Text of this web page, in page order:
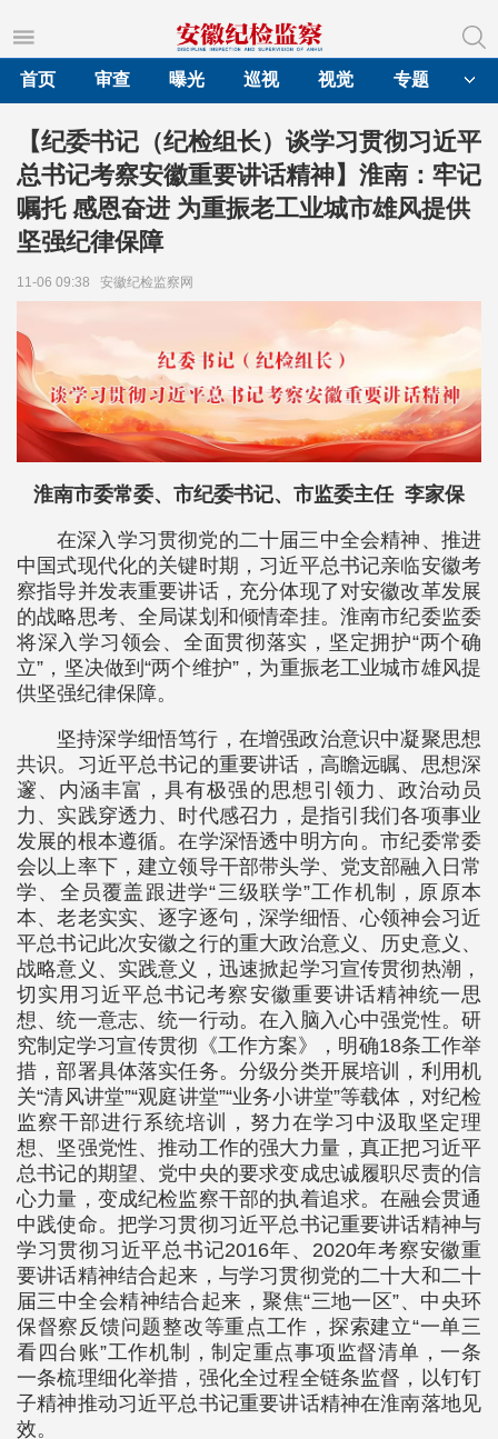
首页
审查 曝光 巡视 视觉 专题
【纪委书记（纪检组长）谈学习贯彻习近平
总书记考察安徽重要讲话精神】淮南：牢记
嘱托 感恩奋进 为重振老工业城市雄风提供
坚强纪律保障
11-06 09:38 安徽纪检监察网
淮南市委常委、市纪委书记、市监委主任 李家保
在深入学习贯彻党的二十届三中全会精神、推进
中国式现代化的关键时期，习近平总书记亲临安徽考
察指导并发表重要讲话，充分体现了对安徽改革发展
的战略思考、全局谋划和倾情牵挂。淮南市纪委监委
将深入学习领会、全面贯彻落实，坚定拥护“两个确
立”，坚决做到“两个维护”，为重振老工业城市雄风提
供坚强纪律保障。
坚持深学细悟笃行，在增强政治意识中凝聚思想
共识。习近平总书记的重要讲话，高瞻远瞩、思想深
邃、内涵丰富，具有极强的思想引领力、政治动员
力、实践穿透力、时代感召力，是指引我们各项事业
发展的根本遵循。在学深悟透中明方向。市纪委常委
会以上率下，建立领导干部带头学、党支部融入日常
学、全员覆盖跟进学“三级联学”工作机制，原原本
本、老老实实、逐字逐句，深学细悟、心领神会习近
平总书记此次安徽之行的重大政治意义、历史意义、
战略意义、实践意义，迅速掀起学习宣传贯彻热潮，
切实用习近平总书记考察安徽重要讲话精神统一思
想、统一意志、统一行动。在入脑入心中强党性。研
究制定学习宣传贯彻《工作方案》，明确18条工作举
措，部署具体落实任务。分级分类开展培训，利用机
关“清风讲堂”“观庭讲堂”“业务小讲堂”等载体，对纪检
监察干部进行系统培训，努力在学习中汲取坚定理
想、坚强党性、推动工作的强大力量，真正把习近平
总书记的期望、党中央的要求变成忠诚履职尽责的信
心力量，变成纪检监察干部的执着追求。在融会贯通
中践使命。把学习贯彻习近平总书记重要讲话精神与
学习贯彻习近平总书记2016年、2020年考察安徽重
要讲话精神结合起来，与学习贯彻党的二十大和二十
届三中全会精神结合起来，聚焦“三地一区”、中央环
保督察反馈问题整改等重点工作，探索建立“一单三
看四台账”工作机制，制定重点事项监督清单，一条
一条梳理细化举措，强化全过程全链条监督，以钉钉
子精神推动习近平总书记重要讲话精神在淮南落地见
效。